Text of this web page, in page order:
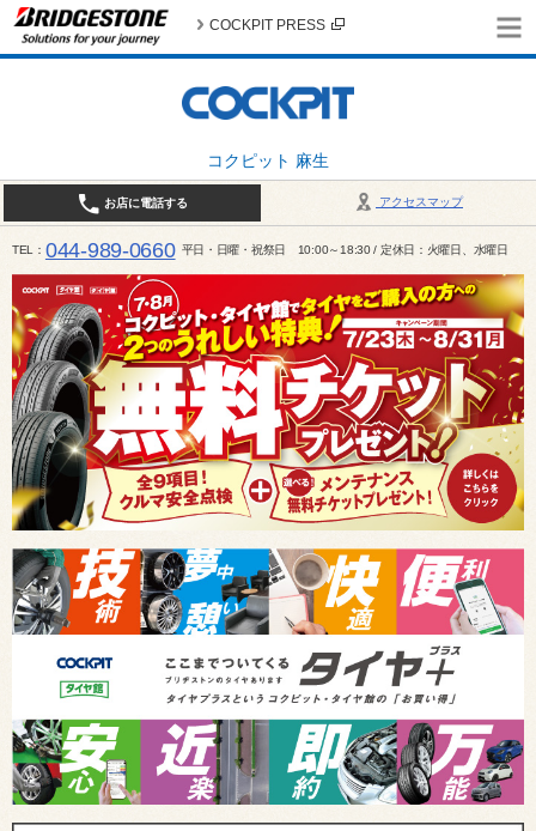
コクピット 麻生
COCKPIT PRESS
アクセスマップ
お店に電話する
TEL 044-989-0660 平日・日曜・祝祭日 10:00～18:30 / 定休日：火曜日、水曜日